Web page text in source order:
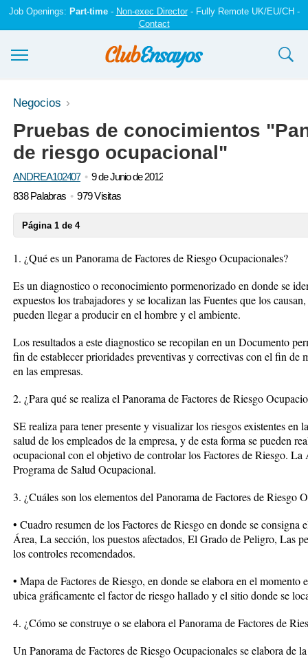
Job Openings: Part-time- Non-exec Director- Fully Remote UK/EU/CH -
Contact
Ensayos y trabajos
Registrarse
Iniciar sesión
Negocios
Pruebas de conocimientos
de riesgo ocupacional"
ANDREA102407
9 de Junio de 2012
838 Palabras
979 Visitas
Página 1 de 4
1. ¿Qué es un Panorama de Factores de Riesgo Ocupacionales?
Es un diagnostico o reconocimiento pormenorizado en donde se
expuestos los trabajadores y se localizan las Fuentes que los
pueden llegar a producir en el hombre y el ambiente.
Los resultados a este diagnostico se recopilan en un Documento
fin de establecer prioridades preventivas y correctivas con el fin
en las empresas.
2. ¿Para qué se realiza el Panorama de Factores de Riesgo
SE realiza para tener presente y visualizar los riesgos existentes en
salud de los empleados de la empresa, y de esta forma se pueden
ocupacional con el objetivo de controlar los Factores de Riesgo.
Programa de Salud Ocupacional.
3. ¿Cuáles son los elementos del Panorama de Factores de Riesgo
• Cuadro resumen de los Factores de Riesgo en donde se
Área, La sección, los puestos afectados, El Grado de Peligro, Las
los controles recomendados.
• Mapa de Factores de Riesgo, en donde se elabora en el momento
ubica gráficamente el factor de riesgo hallado y el sitio donde se
4. ¿Cómo se construye o se elabora el Panorama de Factores de
Un Panorama de Factores de Riesgo Ocupacionales se elabora de